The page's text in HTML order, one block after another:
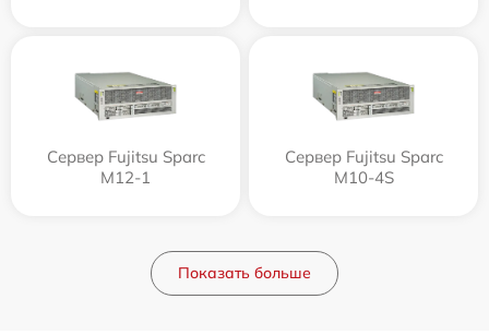
Сервер Fujitsu Sparc
M12-1
Сервер Fujitsu Sparc
M10-4S
Показать больше